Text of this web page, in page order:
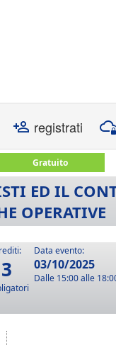
registrati
Gratuito
ED IL
OPERATIVE
3
Data evento:
03/10/2025
Dalle 15:00 alle